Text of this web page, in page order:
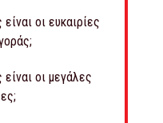
είναι οι ευκαιρίες
είναι οι μεγάλες